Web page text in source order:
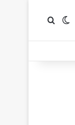
الوضع المظلم
بحث عن